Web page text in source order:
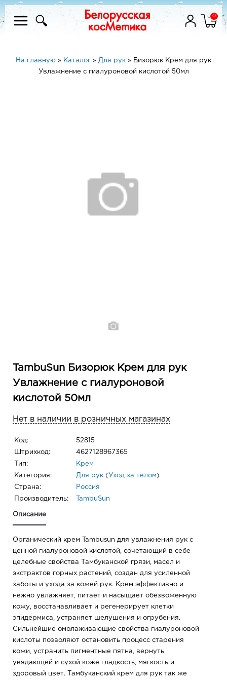
0
На главную » Каталог » Для рук » Бизорюк Крем для рук
Увлажнение с гиалуроновой кислотой 50мл
TambuSun Бизорюк Крем для рук
Увлажнение с гиалуроновой
кислотой 50мл
Нет в наличии в розничных магазинах
Код: 52815
Штрихкод: 4627128967365
Тип: Крем
Категория: Для рук ( Уход за телом )
Страна: Россия
Производитель: TambuSun
Описание
Органический крем Tambusun для увлажнения рук с
ценной гиалуроновой кислотой, сочетающий в себе
целебные свойства Тамбуканской грязи, масел и
экстрактов горных растений, создан для усиленной
заботы и ухода за кожей рук. Крем эффективно и
нежно увлажняет, питает и насыщает обезвоженную
кожу, восстанавливает и регенерирует клетки
эпидермиса, устраняет шелушения и огрубения.
Сильнейшие омолаживающие свойства гиалуроновой
кислоты позволяют остановить процесс старения
кожи, устранить пигментные пятна, вернуть
увядающей и сухой коже гладкость, мягкость и
здоровый цвет. Тамбуканский крем для рук так же